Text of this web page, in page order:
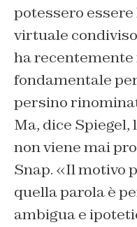
potessero
virtuale
ha
fondamentale
persino
Ma, dice Spiegel,
non viene mai
Snap. «Il motivo
quella parola è
ambigua e